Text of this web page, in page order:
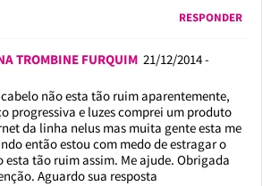
RESPONDER
TROMBINE FURQUIM 21/12/2014 -
não esta tão ruim aparentemente,
progressiva e luzes comprei um produto
da linha nelus mas muita gente esta me
então estou com medo de estragar o
esta tão ruim assim. Me ajude. Obrigada
Aguardo sua resposta